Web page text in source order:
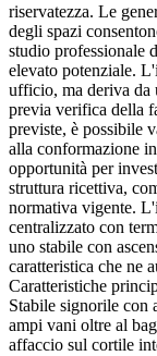
riservatezza. Le
degli spazi
studio professionale
elevato potenziale.
ufficio, ma deriva da
previa verifica della
previste, è possibile
alla conformazione
opportunità per
struttura ricettiva,
normativa vigente.
centralizzato con
uno stabile con
caratteristica che ne
Caratteristiche
Stabile signorile con
ampi vani oltre al
affaccio sul cortile